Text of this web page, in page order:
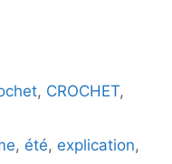
, CROCHET,
, été, explication,